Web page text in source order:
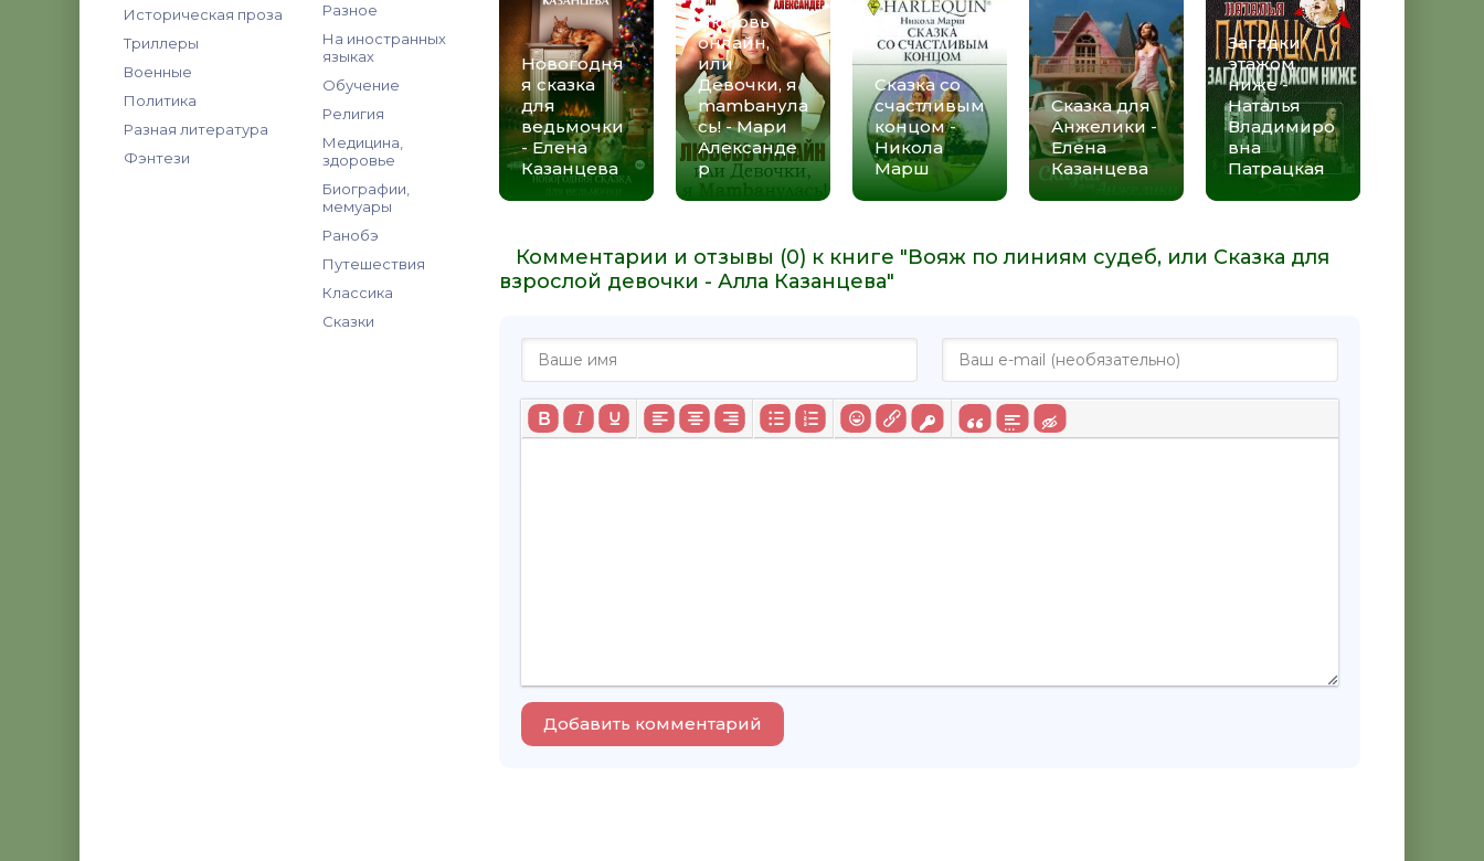
Историческая проза
Триллеры
Военные
Политика
Разная литература
Фэнтези
Разное
На иностранных
языках
Обучение
Религия
Медицина,
здоровье
Биографии,
мемуары
Ранобэ
Путешествия
Классика
Сказки
Новогодня
я сказка
для
ведьмочки
- Елена
Казанцева
Любовь
онлайн,
или
Девочки, я
mambaнула
сь! - Мари
Александе
р
Сказка со
счастливым
концом -
Никола
Марш
Сказка для
Анжелики -
Елена
Казанцева
Загадки
этажом
ниже -
Наталья
Владимиро
вна
Патрацкая
Комментарии и отзывы (0) к книге "Вояж по линиям судеб, или Сказка для
взрослой девочки - Алла Казанцева"
Добавить комментарий